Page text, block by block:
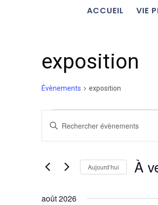
ACCUEIL VIE
exposition
Évènements exposition
Évènements
et
navigation
vues
Saisir
clé.
Évènements
clé.
Aujourd’hui À
août 2026